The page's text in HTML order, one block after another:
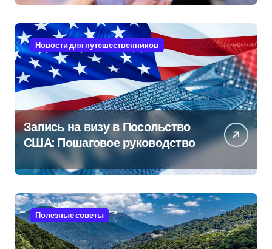
Новости для путешественников
Запись на визу в Посольство
США: Пошаговое руководство
Полезные советы